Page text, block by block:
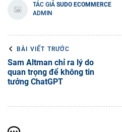
TÁC GIẢ SUDO ECOMMERCE
ADMIN
BÀI VIẾT TRƯỚC
Sam Altman chỉ ra lý do
quan trọng để không tin
tưởng ChatGPT